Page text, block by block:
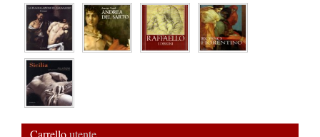
Carrelloutente